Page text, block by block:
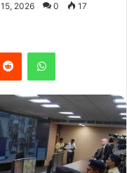
2026 0 17
Reddit WhatsApp